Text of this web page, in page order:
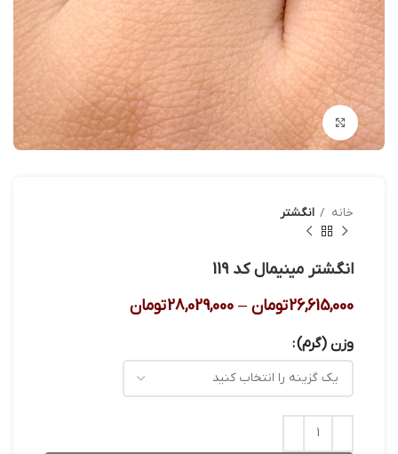
بزرگنمایی تصویر
خانه انگشتر
انگشتر مینیمال کد 119
26,615,000تومان –
28,029,000تومان
وزن (گرم)